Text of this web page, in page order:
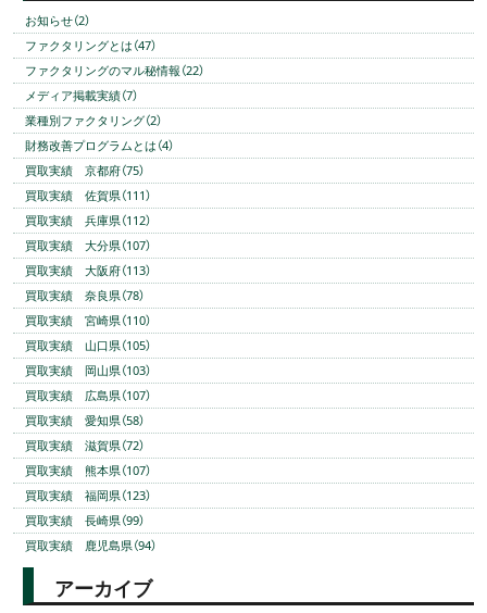
お知らせ（2）
ファクタリングとは（47）
ファクタリングのマル秘情報（22）
メディア掲載実績（7）
業種別ファクタリング（2）
財務改善プログラムとは（4）
買取実績 京都府（75）
買取実績 佐賀県（111）
買取実績 兵庫県（112）
買取実績 大分県（107）
買取実績 大阪府（113）
買取実績 奈良県（78）
買取実績 宮崎県（110）
買取実績 山口県（105）
買取実績 岡山県（103）
買取実績 広島県（107）
買取実績 愛知県（58）
買取実績 滋賀県（72）
買取実績 熊本県（107）
買取実績 福岡県（123）
買取実績 長崎県（99）
買取実績 鹿児島県（94）
アーカイブ